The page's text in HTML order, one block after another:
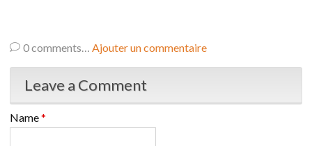
0comments… Ajouter un commentaire
Leave a Comment
Name*